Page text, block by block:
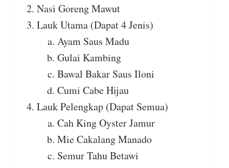
Nasi Goreng Mawut
Lauk Utama (Dapat 4 Jenis)
Ayam Saus Madu
Gulai Kambing
Bawal Bakar Saus Iloni
Cumi Cabe Hijau
Lauk Pelengkap (Dapat Semua)
Cah King Oyster Jamur
Mie Cakalang Manado
Semur Tahu Betawi